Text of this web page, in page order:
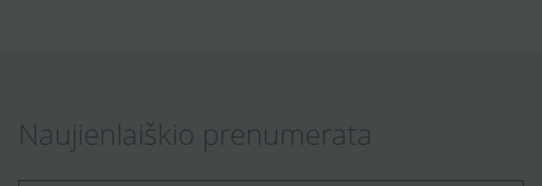
Naujienlaiškio prenumerata